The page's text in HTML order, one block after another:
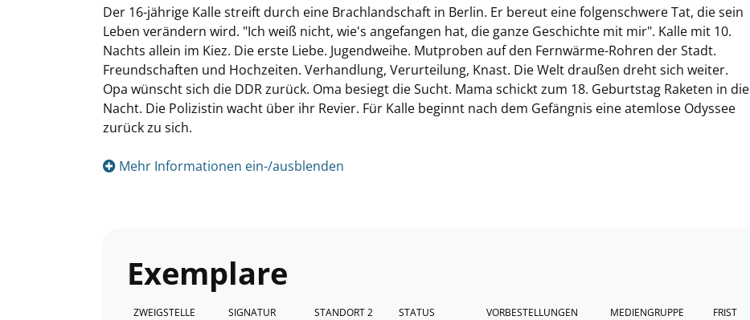
Der 16-jährige Kalle streift durch eine Brachlandschaft in Berlin. Er bereut eine folgenschwere Tat, die sein
Leben verändern wird. "Ich weiß nicht, wie's angefangen hat, die ganze Geschichte mit mir". Kalle mit 10.
Nachts allein im Kiez. Die erste Liebe. Jugendweihe. Mutproben auf den Fernwärme-Rohren der Stadt.
Freundschaften und Hochzeiten. Verhandlung, Verurteilung, Knast. Die Welt draußen dreht sich weiter.
Opa wünscht sich die DDR zurück. Oma besiegt die Sucht. Mama schickt zum 18. Geburtstag Raketen in die
Nacht. Die Polizistin wacht über ihr Revier. Für Kalle beginnt nach dem Gefängnis eine atemlose Odyssee
zurück zu sich.
Mehr Informationen ein-/ausblenden
Exemplare
ZWEIGSTELLE SIGNATUR STANDORT 2 STATUS VORBESTELLUNGEN MEDIENGRUPPE FRIST